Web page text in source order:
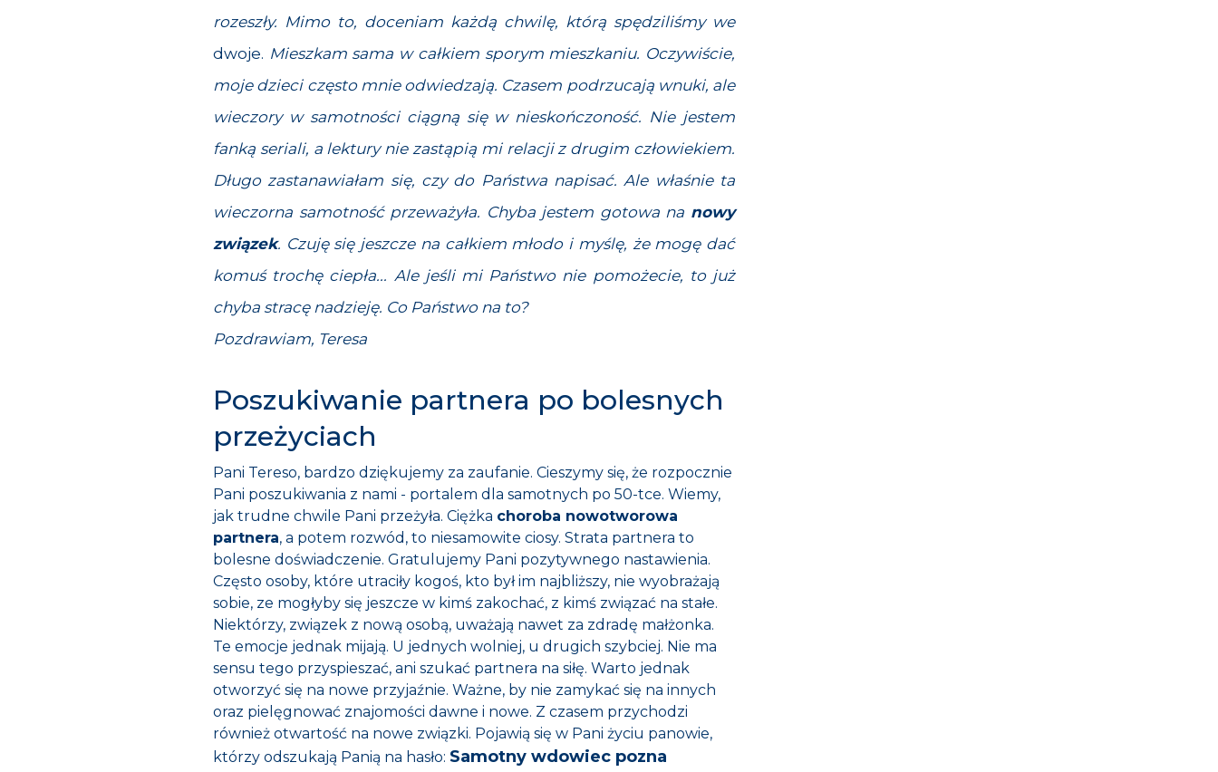
rozeszły. Mimo to, doceniam każdą chwilę, którą spędziliśmy we
dwoje. Mieszkam sama w całkiem sporym mieszkaniu. Oczywiście,
moje dzieci często mnie odwiedzają. Czasem podrzucają wnuki, ale
wieczory w samotności ciągną się w nieskończoność. Nie jestem
fanką seriali, a lektury nie zastąpią mi relacji z drugim człowiekiem.
Długo zastanawiałam się, czy do Państwa napisać. Ale właśnie ta
wieczorna samotność przeważyła. Chyba jestem gotowa na nowy
związek. Czuję się jeszcze na całkiem młodo i myślę, że mogę dać
komuś trochę ciepła... Ale jeśli mi Państwo nie pomożecie, to już
chyba stracę nadzieję. Co Państwo na to?
Pozdrawiam, Teresa
Poszukiwanie partnera po bolesnych
przeżyciach
Pani Tereso, bardzo dziękujemy za zaufanie. Cieszymy się, że rozpocznie
Pani poszukiwania z nami - portalem dla samotnych po 50-tce. Wiemy,
jak trudne chwile Pani przeżyła. Ciężka choroba nowotworowa
partnera, a potem rozwód, to niesamowite ciosy. Strata partnera to
bolesne doświadczenie. Gratulujemy Pani pozytywnego nastawienia.
Często osoby, które utraciły kogoś, kto był im najbliższy, nie wyobrażają
sobie, ze mogłyby się jeszcze w kimś zakochać, z kimś związać na stałe.
Niektórzy, związek z nową osobą, uważają nawet za zdradę małżonka.
Te emocje jednak mijają. U jednych wolniej, u drugich szybciej. Nie ma
sensu tego przyspieszać, ani szukać partnera na siłę. Warto jednak
otworzyć się na nowe przyjaźnie. Ważne, by nie zamykać się na innych
oraz pielęgnować znajomości dawne i nowe. Z czasem przychodzi
również otwartość na nowe związki. Pojawią się w Pani życiu panowie,
którzy odszukają Panią na hasło: Samotny wdowiec pozna